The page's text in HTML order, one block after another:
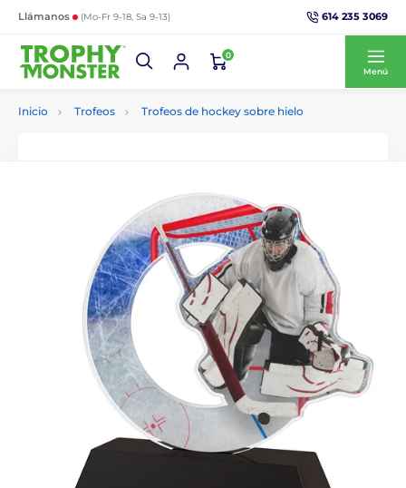
Llámanos (Mo-Fr 9-18, Sa 9-13) 614 235 3069
0
Menú
Inicio Trofeos Trofeos de hockey sobre hielo